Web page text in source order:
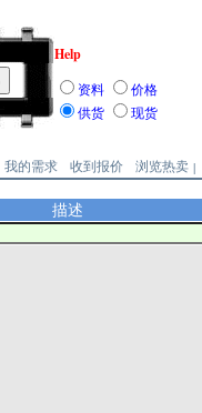
Help
资料
价格
供货
现货
我的需求 收到报价 浏览热卖 |
描述